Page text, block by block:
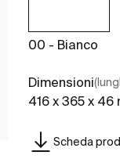
00 - Bianco
Dimensioni
416 x 365 x 46
Scheda